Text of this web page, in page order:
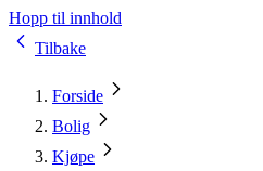
Hopp til innhold
Tilbake
Forside
Bolig
Kjøpe